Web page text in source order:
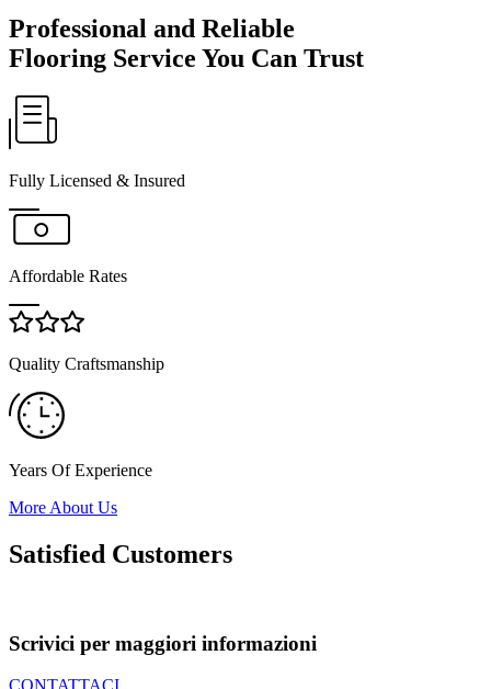
Professional and Reliable
Flooring Service You Can Trust
Fully Licensed & Insured
Affordable Rates
Quality Craftsmanship
Years Of Experience
More About Us
Satisfied Customers
Scrivici per maggiori informazioni​